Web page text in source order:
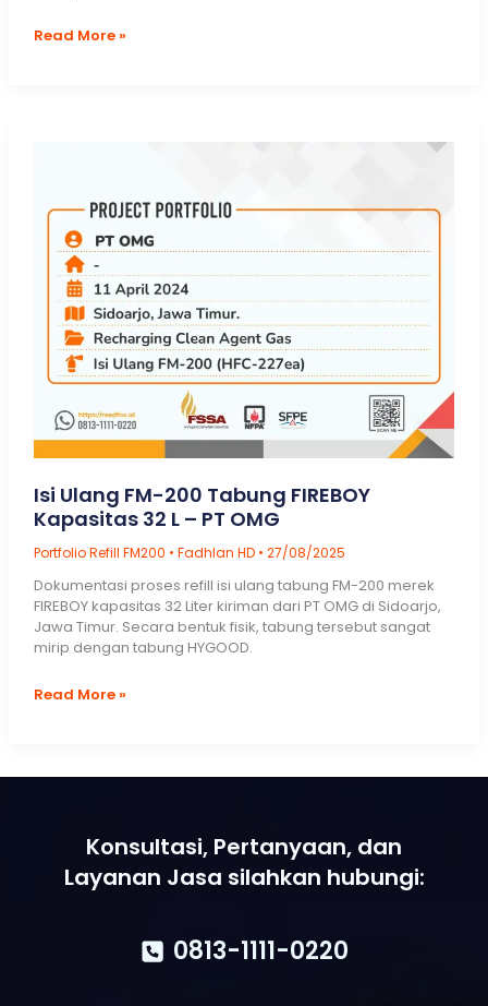
Pengisian
Read More »
Isi Ulang FM-200 Tabung FIREBOY
Kapasitas 32 L – PT OMG
Portfolio Refill FM200 • Fadhlan HD • 27/08/2025
Dokumentasi proses refill isi ulang tabung FM-200 merek
FIREBOY kapasitas 32 Liter kiriman dari PT OMG di Sidoarjo,
Jawa Timur. Secara bentuk fisik, tabung tersebut sangat
mirip dengan tabung HYGOOD.
Isi
Tabung
Read More »
Konsultasi, Pertanyaan, dan
Layanan Jasa silahkan hubungi:
0813-1111-0220